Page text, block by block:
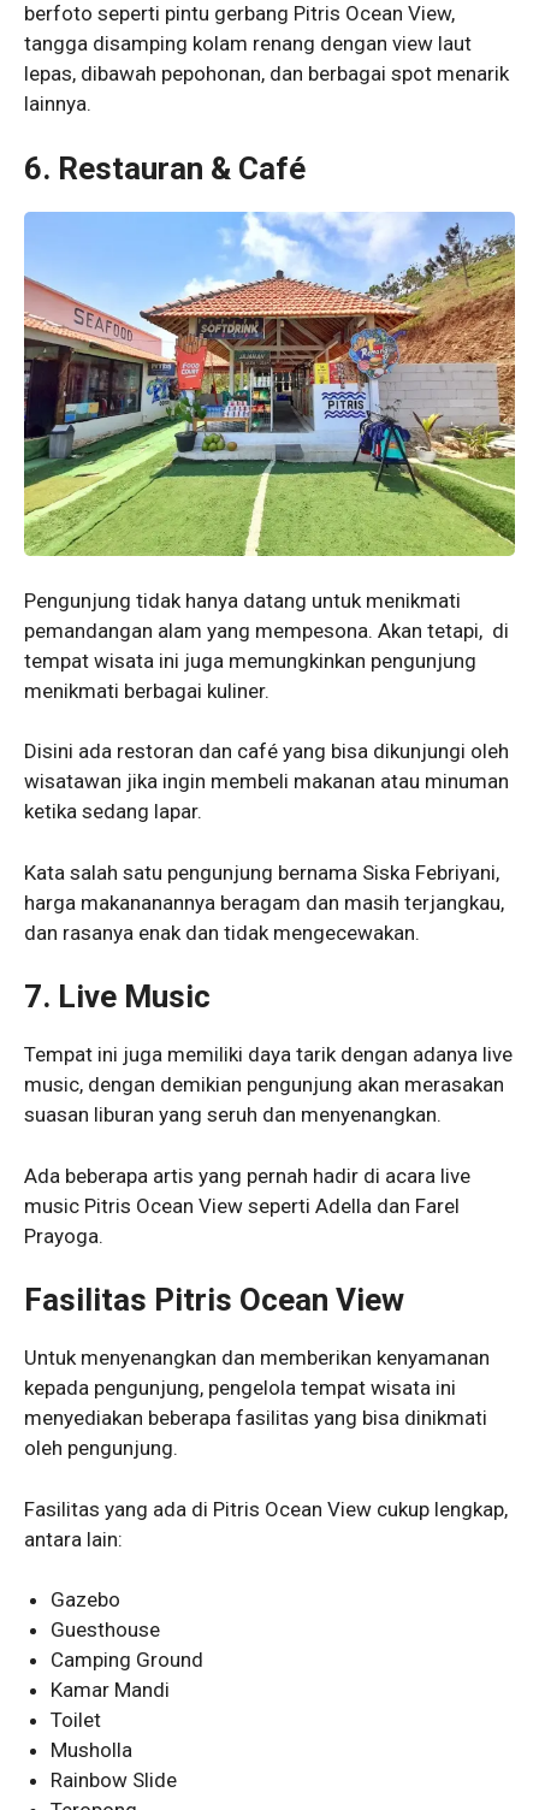
berfoto seperti pintu gerbang Pitris Ocean View,
tangga disamping kolam renang dengan view laut
lepas, dibawah pepohonan, dan berbagai spot menarik
lainnya.
6. Restauran & Café
Pengunjung tidak hanya datang untuk menikmati
pemandangan alam yang mempesona. Akan tetapi, di
tempat wisata ini juga memungkinkan pengunjung
menikmati berbagai kuliner.
Disini ada restoran dan café yang bisa dikunjungi oleh
wisatawan jika ingin membeli makanan atau minuman
ketika sedang lapar.
Kata salah satu pengunjung bernama Siska Febriyani,
harga makananannya beragam dan masih terjangkau,
dan rasanya enak dan tidak mengecewakan.
7. Live Music
Tempat ini juga memiliki daya tarik dengan adanya live
music, dengan demikian pengunjung akan merasakan
suasan liburan yang seruh dan menyenangkan.
Ada beberapa artis yang pernah hadir di acara live
music Pitris Ocean View seperti Adella dan Farel
Prayoga.
Fasilitas Pitris Ocean View
Untuk menyenangkan dan memberikan kenyamanan
kepada pengunjung, pengelola tempat wisata ini
menyediakan beberapa fasilitas yang bisa dinikmati
oleh pengunjung.
Fasilitas yang ada di Pitris Ocean View cukup lengkap,
antara lain:
Gazebo
Guesthouse
Camping Ground
Kamar Mandi
Toilet
Musholla
Rainbow Slide